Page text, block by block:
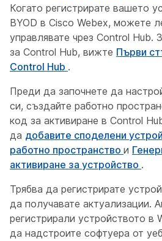
Когато регистрирате вашето
BYOD в Cisco Webex, можете
управлявате чрез Control Hub.
за Control Hub, вижте Първи
Control Hub .
Преди да започнете да
си, създайте работно
код за активиране в Control
да добавите споделени
работно пространство и
активиране за устройство .
Трябва да регистрирате
да получавате актуализации.
регистрирали устройството в
да надстроите софтуера от